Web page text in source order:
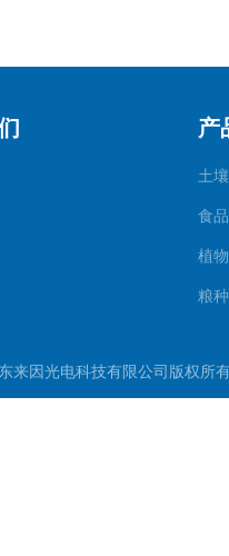
产
土
食
植
粮
水
来因光电科技有限公司版权